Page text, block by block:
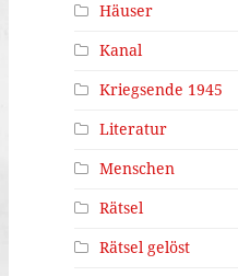
Häuser
Kanal
Kriegsende 1945
Literatur
Menschen
Rätsel
Rätsel gelöst